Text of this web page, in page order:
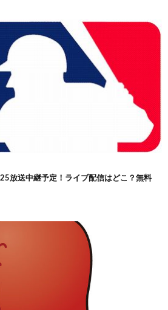
放送中継予定！ライブ配信はどこ？無料